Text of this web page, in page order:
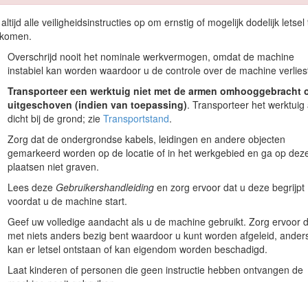
alle veiligheidsinstructies op om ernstig of mogelijk dodelijk letsel
Overschrijd nooit het nominale werkvermogen, omdat de machine
instabiel kan worden waardoor u de controle over de machine
Transporteer een werktuig niet met de armen omhooggebracht
uitgeschoven (indien van toepassing). Transporteer het werktuig
dicht bij de grond; zie Transportstand.
Zorg dat de ondergrondse kabels, leidingen en andere objecten
gemarkeerd worden op de locatie of in het werkgebied en ga op
plaatsen niet graven.
Lees deze Gebruikershandleiding en zorg ervoor dat u deze begrijpt
voordat u de machine start.
Geef uw volledige aandacht als u de machine gebruikt. Zorg ervoor
met niets anders bezig bent waardoor u kunt worden afgeleid,
kan er letsel ontstaan of kan eigendom worden beschadigd.
Laat kinderen of personen die geen instructie hebben ontvangen de
code op het plaatje met het serienummer (indien
gevaren en een aantal veiligheidsberichten genoemd met de
of de dood tot gevolg kan hebben als u de